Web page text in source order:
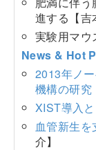
進する【
実験用マウ
News & Hot
2013年ノ
機構の研究
XIST導入
血管新生
介】